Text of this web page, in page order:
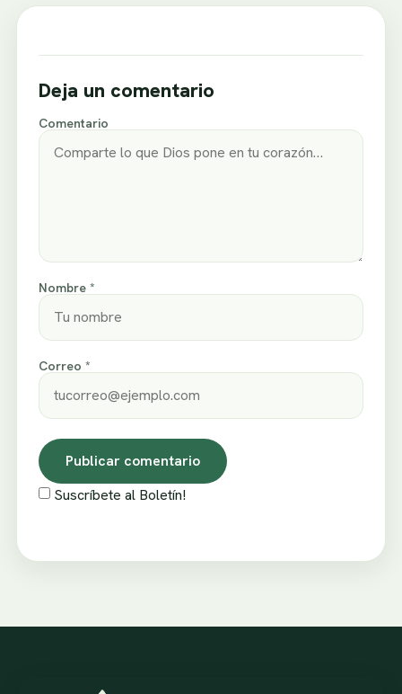
Deja un comentario
Comentario
Nombre *
Correo *
Suscríbete al Boletín!